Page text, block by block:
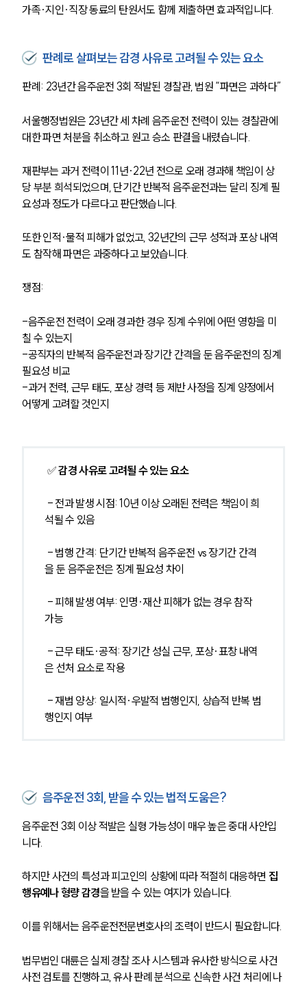
가족·지인·직장 동료의 탄원서도 함께 제출하면 효과적입니다.
판례로 살펴보는 감경 사유로 고려될 수 있는 요소
판례: 23년간 음주운전 3회 적발된 경찰관, 법원 “파면은 과하다”
서울행정법원은 23년간 세 차례 음주운전 전력이 있는 경찰관에
대한 파면 처분을 취소하고 원고 승소 판결을 내렸습니다.
재판부는 과거 전력이 11년·22년 전으로 오래 경과해 책임이 상
당 부분 희석되었으며, 단기간 반복적 음주운전과는 달리 징계 필
요성과 정도가 다르다고 판단했습니다.
또한 인적·물적 피해가 없었고, 32년간의 근무 성적과 포상 내역
도 참작해 파면은 과중하다고 보았습니다.
쟁점:
-음주운전 전력이 오래 경과한 경우 징계 수위에 어떤 영향을 미
칠 수 있는지
-공직자의 반복적 음주운전과 장기간 간격을 둔 음주운전의 징계
필요성 비교
-과거 전력, 근무 태도, 포상 경력 등 제반 사정을 징계 양정에서
어떻게 고려할 것인지
✅ 감경 사유로 고려될 수 있는 요소
석될 수 있음
을 둔 음주운전은 징계 필요성 차이
가능
은 선처 요소로 작용
행인지 여부
음주운전 3회, 받을 수 있는 법적 도움은?
음주운전 3회 이상 적발은 실형 가능성이 매우 높은 중대 사안입
니다.
하지만 사건의 특성과 피고인의 상황에 따라 적절히 대응하면 집
행유예나 형량 감경을 받을 수 있는 여지가 있습니다.
이를 위해서는 음주운전전문변호사의 조력이 반드시 필요합니다.
법무법인 대륜은 실제 경찰 조사 시스템과 유사한 방식으로 사건
사전 검토를 진행하고, 유사 판례 분석으로 신속한 사건 처리에 나